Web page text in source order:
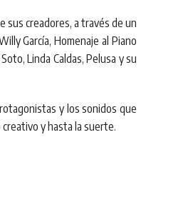
sus creadores, a través de un
García, Homenaje al Piano
Linda Caldas, Pelusa y su
y los sonidos que
y hasta la suerte.